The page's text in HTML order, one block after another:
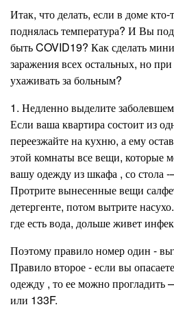
Итак, что делать, если в доме
поднялась температура? И Вы
быть COVID19? Как сделать
заражения всех остальных, но
ухаживать за больным?
1. Недленно выделите
Если ваша квартира состоит из
переезжайте на кухню, а ему
этой комнаты все вещи, которые
вашу одежду из шкафа , со стола
Протрите вынесенные вещи
детергенте, потом вытрите
где есть вода, дольше живет
Поэтому правило номер один -
Правило второе - если вы
одежду , то ее можно
или 133F.